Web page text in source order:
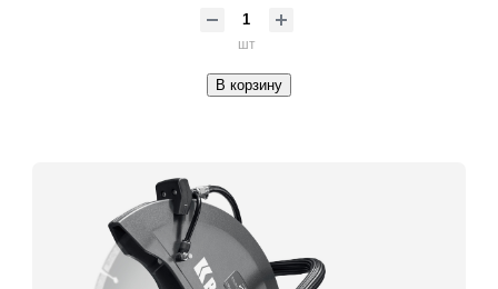
шт
В корзину